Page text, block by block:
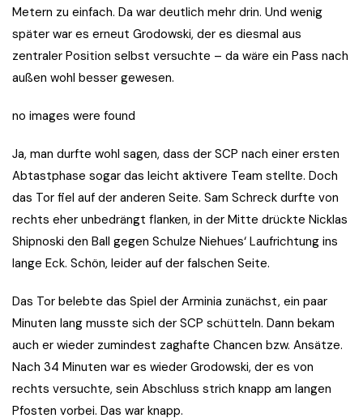
Metern zu einfach. Da war deutlich mehr drin. Und wenig
später war es erneut Grodowski, der es diesmal aus
zentraler Position selbst versuchte – da wäre ein Pass nach
außen wohl besser gewesen.
no images were found
Ja, man durfte wohl sagen, dass der SCP nach einer ersten
Abtastphase sogar das leicht aktivere Team stellte. Doch
das Tor fiel auf der anderen Seite. Sam Schreck durfte von
rechts eher unbedrängt flanken, in der Mitte drückte Nicklas
Shipnoski den Ball gegen Schulze Niehues‘ Laufrichtung ins
lange Eck. Schön, leider auf der falschen Seite.
Das Tor belebte das Spiel der Arminia zunächst, ein paar
Minuten lang musste sich der SCP schütteln. Dann bekam
auch er wieder zumindest zaghafte Chancen bzw. Ansätze.
Nach 34 Minuten war es wieder Grodowski, der es von
rechts versuchte, sein Abschluss strich knapp am langen
Pfosten vorbei. Das war knapp.